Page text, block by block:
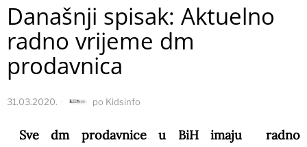
Današnji spisak: Aktuelno
radno vrijeme dm
prodavnica
31.03.2020. po Kidsinfo
Sve dm prodavnice u BiH imaju radno